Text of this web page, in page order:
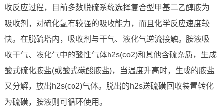
收反应过程，目前多数脱硫系统选择复合型甲基二乙醇胺为
吸收剂，对硫化氢有较强的吸收能力，而且化学反应速度较
快。在脱硫塔内，吸收剂与干气、液化气逆流接触。胺液吸
收干气、液化气中的酸性气体h2s(co2)和其他含硫杂质，生成
酸式硫化胺盐(或酸式碳酸胺盐)，当温度升高时，生成的胺盐
又分解，放出h2s(co2)气体。脱出的h2s送硫磺回收装置转化
为硫磺，胺液则可循环使用。